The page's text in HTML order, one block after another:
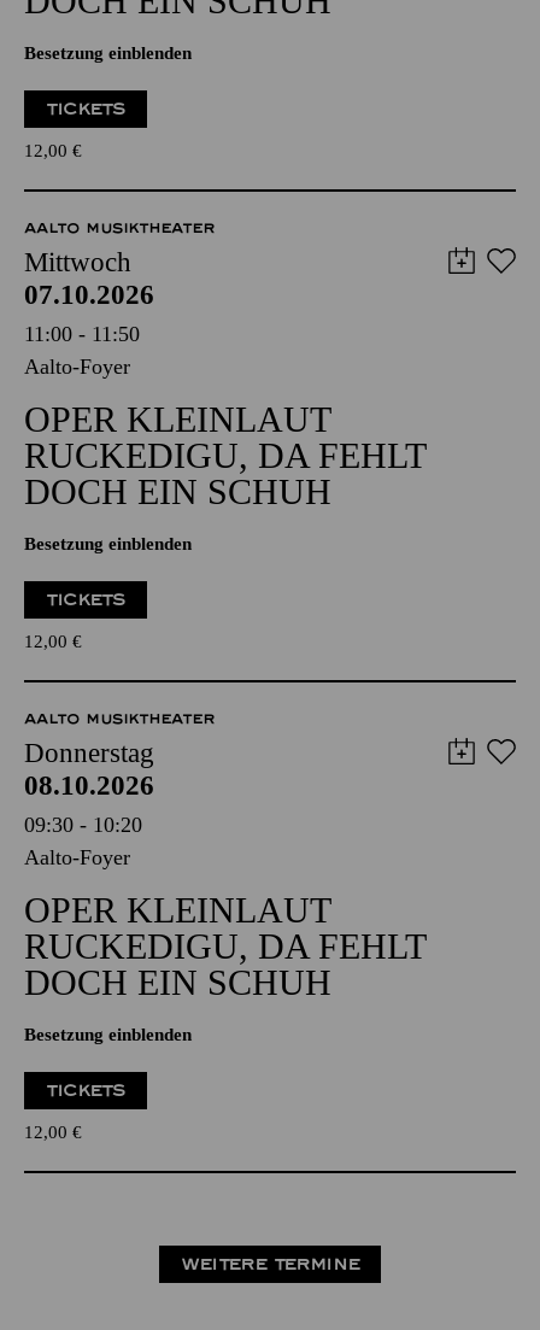
Besetzung einblenden
TICKETS
12,00 €
AALTO MUSIKTHEATER
Mittwoch
07.10.2026
11:00 - 11:50
Aalto-Foyer
OPER KLEINLAUT
RUCKEDIGU, DA FEHLT
DOCH EIN SCHUH
Besetzung einblenden
TICKETS
12,00 €
AALTO MUSIKTHEATER
Donnerstag
08.10.2026
09:30 - 10:20
Aalto-Foyer
OPER KLEINLAUT
RUCKEDIGU, DA FEHLT
DOCH EIN SCHUH
Besetzung einblenden
TICKETS
12,00 €
WEITERE TERMINE